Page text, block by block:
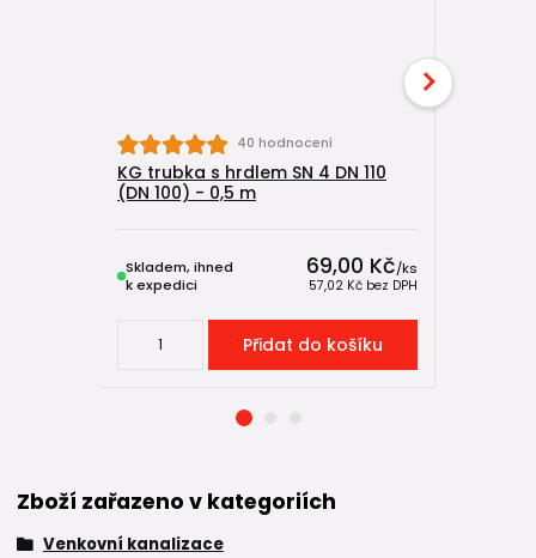
40 hodnocení
KG trubka s hrdlem SN 4 DN 110
(DN 100) - 0,5 m
69,00 Kč/ks
57,02 Kč bez DPH
Skladem, ihned
k expedici
Přidat do košíku
Zboží zařazeno v kategoriích
Venkovní kanalizace